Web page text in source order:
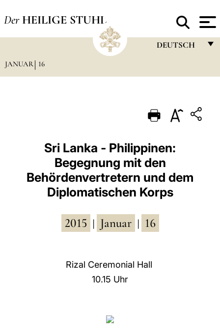
Der HEILIGE STUHL
DEUTSCH
PORTUGUÊS
DEUTSCH
POLSKI
العربيّة
中文
JANUAR 16
Sri Lanka - Philippinen:
Begegnung mit den
Behördenvertretern und dem
Diplomatischen Korps
2015 Januar 16
Rizal Ceremonial Hall
10.15 Uhr